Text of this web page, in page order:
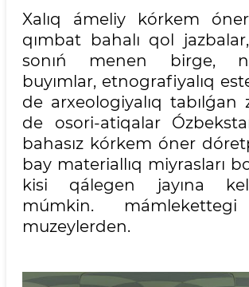
Xalıq ámeliy kórkem
qımbat bahalı qol
sonıń menen birge,
buyımlar, etnografiyalıq
de arxeologiyalıq tabılǵan
de osori-atiqalar
bahasız kórkem óner
bay materiallıq miyrasları
kisi qálegen jayına
múmkin.
muzeylerden.